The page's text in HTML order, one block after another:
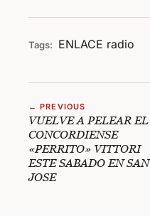
Tags: ENLACE radio
← PREVIOUS
VUELVE A PELEAR EL
CONCORDIENSE
«PERRITO» VITTORI
ESTE SABADO EN SAN
JOSE